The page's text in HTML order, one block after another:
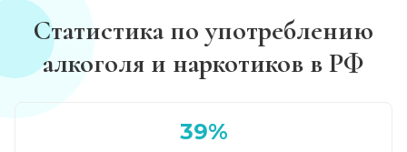
Статистика по употреблению
алкоголя и наркотиков в РФ
39%